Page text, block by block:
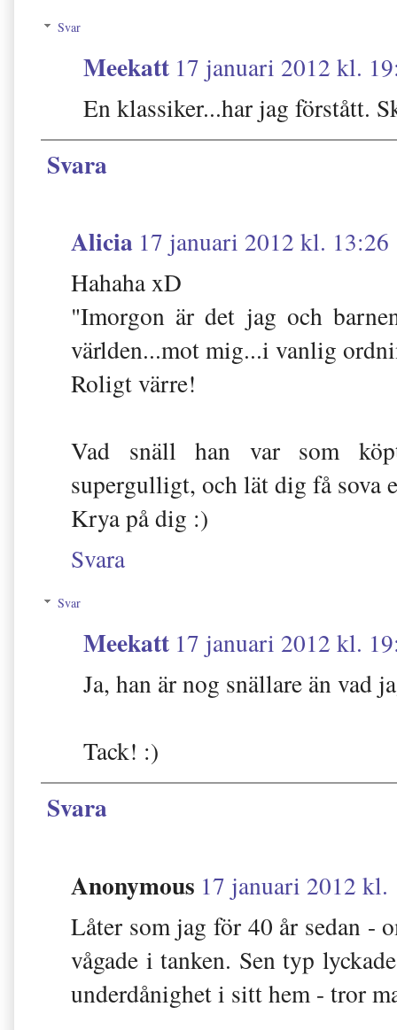
Svar
Meekatt 17 januari 2012 kl.
En klassiker...har jag förstått.
Svara
Alicia 17 januari 2012 kl. 13:26
Hahaha xD
"Imorgon är det jag och
världen...mot mig...i vanlig
Roligt värre!
Vad snäll han var som
supergulligt, och lät dig få sova
Krya på dig :)
Svara
Svar
Meekatt 17 januari 2012 kl.
Ja, han är nog snällare än vad
Tack! :)
Svara
Anonymous 17 januari 2012 kl.
Låter som jag för 40 år sedan -
vågade i tanken. Sen typ
underdånighet i sitt hem - tror